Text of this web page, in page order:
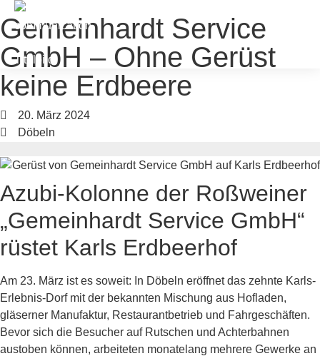
Gemeinhardt Service
GmbH – Ohne Gerüst
keine Erdbeere
20. März 2024
Döbeln
Azubi-Kolonne der Roßweiner
„Gemeinhardt Service GmbH“
rüstet Karls Erdbeerhof
Am 23. März ist es soweit: In Döbeln eröffnet das zehnte Karls-
Erlebnis-Dorf mit der bekannten Mischung aus Hofladen,
gläserner Manufaktur, Restaurantbetrieb und Fahrgeschäften.
Bevor sich die Besucher auf Rutschen und Achterbahnen
austoben können, arbeiteten monatelang mehrere Gewerke an